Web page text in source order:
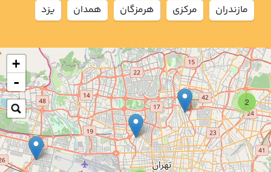
2
+
-
مازندران
مركزي هرمزگان همدان يزد